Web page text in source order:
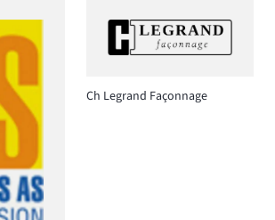
Ch Legrand Façonnage